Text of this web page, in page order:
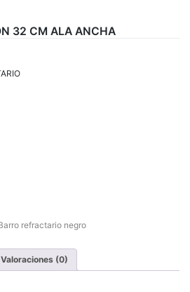
32 CM ALA ANCHA
refractario negro
Valoraciones (0)